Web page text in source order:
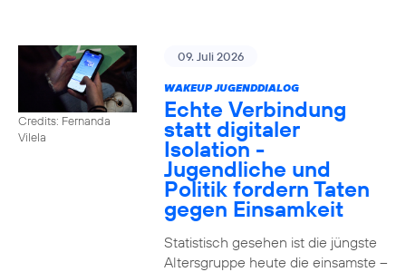
Credits: Fernanda
Vilela
09. Juli 2026
WAKEUP JUGENDDIALOG
Echte Verbindung
statt digitaler
Isolation -
Jugendliche und
Politik fordern Taten
gegen Einsamkeit
Statistisch gesehen ist die jüngste
Altersgruppe heute die einsamste –